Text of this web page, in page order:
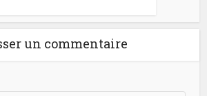
un commentaire